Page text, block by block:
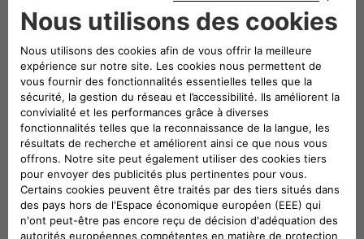
(panne de batterie incluse) + État de santé de
la batterie
COMPLETE CARE PLUS
*Complete Care + Pièces d'usure
TROUVEZ UN RÉPARATEUR AGRÉÉ